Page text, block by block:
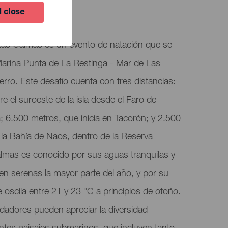
close
Calmas es un evento de natación que se
Punta de La Restinga - Mar de Las
Este desafío cuenta con tres distancias:
el suroeste de la isla desde el Faro de
6.500 metros, que inicia en Tacorón; y 2.500
Bahía de Naos, dentro de la Reserva
es conocido por sus aguas tranquilas y
serenas la mayor parte del año, y por su
oscila entre 21 y 23 °C a principios de otoño.
pueden apreciar la diversidad